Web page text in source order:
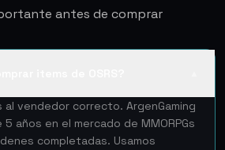
antes de comprar
al vendedor correcto. ArgenGaming
años en el mercado de MMORPGs
completadas. Usamos